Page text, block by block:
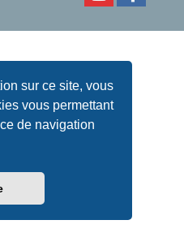
sur ce site, vous
vous permettant
de navigation